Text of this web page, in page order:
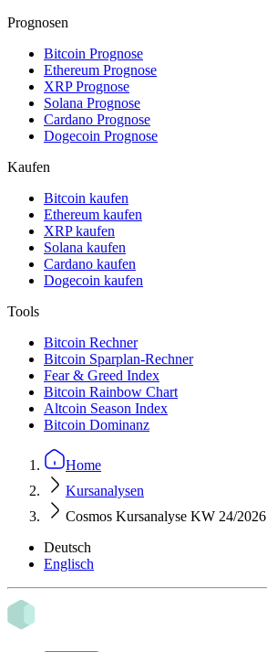
Prognosen
Bitcoin Prognose
Ethereum Prognose
XRP Prognose
Solana Prognose
Cardano Prognose
Dogecoin Prognose
Kaufen
Bitcoin kaufen
Ethereum kaufen
XRP kaufen
Solana kaufen
Cardano kaufen
Dogecoin kaufen
Tools
Bitcoin Rechner
Bitcoin Sparplan-Rechner
Fear & Greed Index
Bitcoin Rainbow Chart
Altcoin Season Index
Bitcoin Dominanz
Home
Kursanalysen
Cosmos Kursanalyse KW 24/2026
Deutsch
Englisch